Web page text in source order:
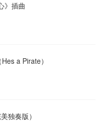
》插曲
a Pirate）
独奏版）